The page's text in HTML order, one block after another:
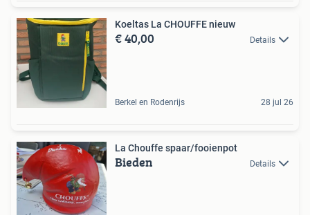
Koeltas La CHOUFFE nieuw
€ 40,00 Details
Berkel en Rodenrijs 28 jul 26
La Chouffe spaar/fooienpot
Bieden Details